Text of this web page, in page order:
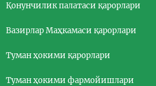
Қонунчилик палатаси қарорлари
Вазирлар Маҳкамаси қарорлари
Туман ҳокими қарорлари
Туман ҳокими фармойишлари